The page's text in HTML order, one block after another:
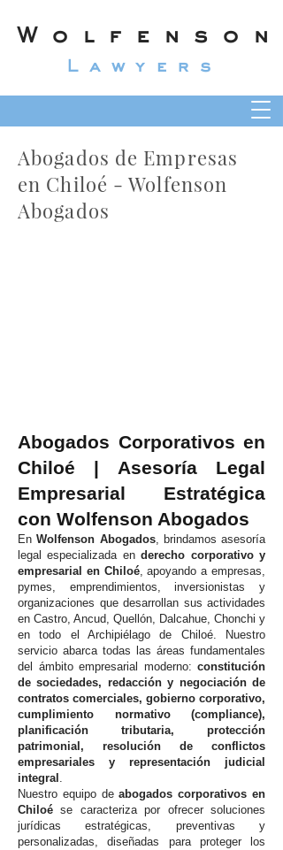
Wolfenson
Lawyers
Abogados de Empresas
en Chiloé - Wolfenson
Abogados
Abogados Corporativos en
Chiloé | Asesoría Legal
Empresarial Estratégica
con Wolfenson Abogados
EnWolfenson Abogados, brindamos asesoría
legal especializada enderecho corporativo y
empresarial en Chiloé, apoyando a empresas,
pymes, emprendimientos, inversionistas y
organizaciones que desarrollan sus actividades
en Castro, Ancud, Quellón, Dalcahue, Chonchi y
en todo el Archipiélago de Chiloé. Nuestro
servicio abarca todas las áreas fundamentales
del ámbito empresarial moderno: constitución
de sociedades, redacción y negociación de
contratos comerciales, gobierno corporativo,
cumplimiento normativo (compliance),
planificación tributaria, protección
patrimonial, resolución de conflictos
empresariales y representación judicial
integral .
Nuestro equipo deabogados corporativos en
Chiloé se caracteriza por ofrecer soluciones
jurídicas estratégicas, preventivas y
personalizadas, diseñadas para proteger los